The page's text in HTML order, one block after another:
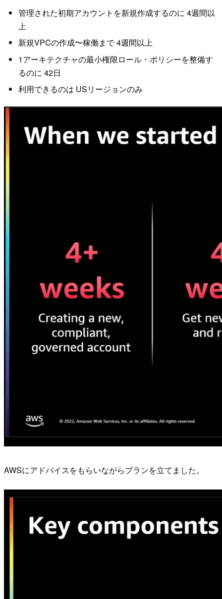
管理された初期アカウントを新規作成するのに 4週間以
上
新規VPCの作成〜稼働まで 4週間以上
1アーキテクチャの最小権限ロール・ポリシーを整備す
るのに 42日
利用できるのは USリージョンのみ
AWSにアドバイスをもらいながらプランを立てました。